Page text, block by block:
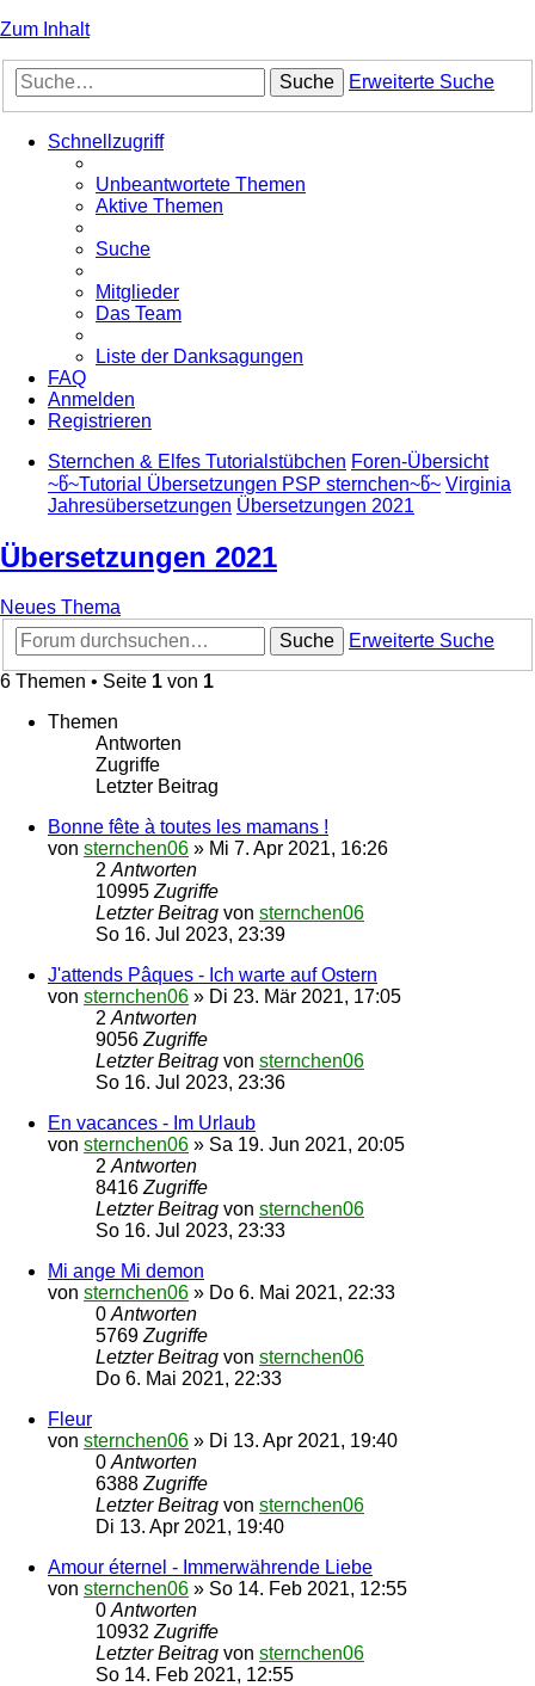
Zum Inhalt
Suche Erweiterte Suche
Schnellzugriff
Unbeantwortete Themen
Aktive Themen
Suche
Mitglieder
Das Team
Liste der Danksagungen
FAQ
Anmelden
Registrieren
Sternchen & Elfes Tutorialstübchen Foren-Übersicht
~წ~Tutorial Übersetzungen PSP sternchen~წ~ Virginia
Jahresübersetzungen Übersetzungen 2021
Übersetzungen 2021
Neues Thema
Suche
Erweiterte Suche
6 Themen • Seite 1 von 1
Themen
Antworten
Zugriffe
Letzter Beitrag
Bonne fête à toutes les mamans !
von sternchen06 » Mi 7. Apr 2021, 16:26
2 Antworten
10995 Zugriffe
Letzter Beitrag von sternchen06
So 16. Jul 2023, 23:39
J'attends Pâques - Ich warte auf Ostern
von sternchen06 » Di 23. Mär 2021, 17:05
2 Antworten
9056 Zugriffe
Letzter Beitrag von sternchen06
So 16. Jul 2023, 23:36
En vacances - Im Urlaub
von sternchen06 » Sa 19. Jun 2021, 20:05
2 Antworten
8416 Zugriffe
Letzter Beitrag von sternchen06
So 16. Jul 2023, 23:33
Mi ange Mi demon
von sternchen06 » Do 6. Mai 2021, 22:33
0 Antworten
5769 Zugriffe
Letzter Beitrag von sternchen06
Do 6. Mai 2021, 22:33
Fleur
von sternchen06 » Di 13. Apr 2021, 19:40
0 Antworten
6388 Zugriffe
Letzter Beitrag von sternchen06
Di 13. Apr 2021, 19:40
Amour éternel - Immerwährende Liebe
von sternchen06 » So 14. Feb 2021, 12:55
0 Antworten
10932 Zugriffe
Letzter Beitrag von sternchen06
So 14. Feb 2021, 12:55